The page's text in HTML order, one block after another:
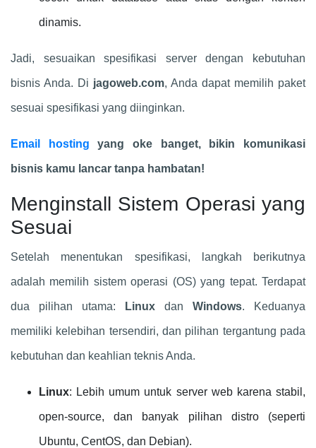
dinamis.
Jadi, sesuaikan spesifikasi server dengan kebutuhan
bisnis Anda. Di jagoweb.com, Anda dapat memilih paket
sesuai spesifikasi yang diinginkan.
Email hosting yang oke banget, bikin komunikasi
bisnis kamu lancar tanpa hambatan!
Menginstall Sistem Operasi yang
Sesuai
Setelah menentukan spesifikasi, langkah berikutnya
adalah memilih sistem operasi (OS) yang tepat. Terdapat
dua pilihan utama: Linux dan Windows. Keduanya
memiliki kelebihan tersendiri, dan pilihan tergantung pada
kebutuhan dan keahlian teknis Anda.
Linux: Lebih umum untuk server web karena stabil,
open-source, dan banyak pilihan distro (seperti
Ubuntu, CentOS, dan Debian).